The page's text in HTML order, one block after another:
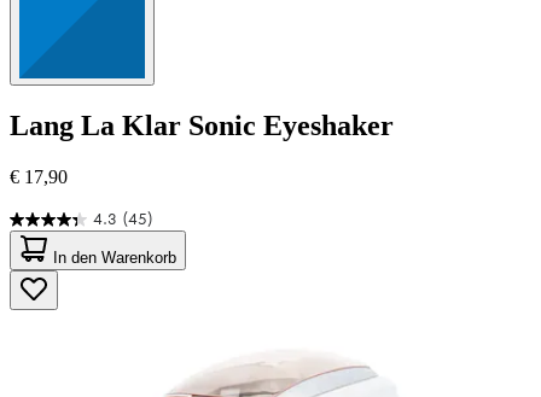
Lang La Klar Sonic Eyeshaker
€ 17,90
4.3 (45)
4.3
von
5
Sternen.
45
In den Warenkorb